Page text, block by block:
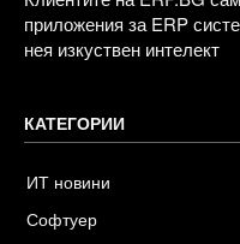
приложения за ERP
нея изкуствен интелект
КАТЕГОРИИ
ИТ новини
Софтуер